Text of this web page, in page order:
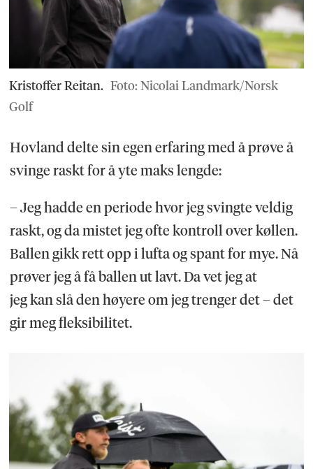
Kristoffer Reitan. Foto: Nicolai Landmark/Norsk
Golf
Hovland delte sin egen erfaring med å prøve å
svinge raskt for å yte maks lengde:
– Jeg hadde en periode hvor jeg svingte veldig
raskt, og da mistet jeg ofte kontroll over køllen.
Ballen gikk rett opp i lufta og spant for mye. Nå
prøver jeg å få ballen ut lavt. Da vet jeg at
jeg kan slå den høyere om jeg trenger det – det
gir meg fleksibilitet.